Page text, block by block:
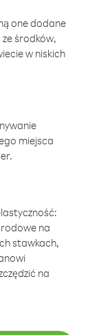
one dodane
środków,
w niskich
miejsca
na
stawkach,
na